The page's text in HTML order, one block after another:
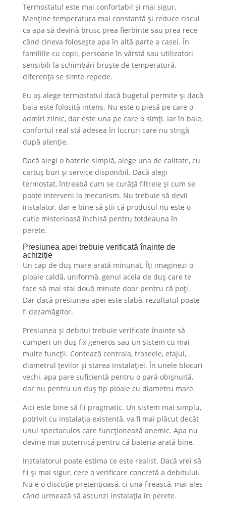
Termostatul este mai confortabil și mai sigur.
Menține temperatura mai constantă și reduce riscul
ca apa să devină brusc prea fierbinte sau prea rece
când cineva folosește apa în altă parte a casei. În
familiile cu copii, persoane în vârstă sau utilizatori
sensibili la schimbări bruște de temperatură,
diferența se simte repede.
Eu aș alege termostatul dacă bugetul permite și dacă
baia este folosită intens. Nu este o piesă pe care o
admiri zilnic, dar este una pe care o simți. Iar în baie,
confortul real stă adesea în lucruri care nu strigă
după atenție.
Dacă alegi o baterie simplă, alege una de calitate, cu
cartuș bun și service disponibil. Dacă alegi
termostat, întreabă cum se curăță filtrele și cum se
poate interveni la mecanism. Nu trebuie să devii
instalator, dar e bine să știi că produsul nu este o
cutie misterioasă închisă pentru totdeauna în
perete.
Presiunea apei trebuie verificată înainte de
achiziție
Un cap de duș mare arată minunat. Îți imaginezi o
ploaie caldă, uniformă, genul acela de duș care te
face să mai stai două minute doar pentru că poți.
Dar dacă presiunea apei este slabă, rezultatul poate
fi dezamăgitor.
Presiunea și debitul trebuie verificate înainte să
cumperi un duș fix generos sau un sistem cu mai
multe funcții. Contează centrala, traseele, etajul,
diametrul țevilor și starea instalației. În unele blocuri
vechi, apa pare suficientă pentru o pară obișnuită,
dar nu pentru un duș tip ploaie cu diametru mare.
Aici este bine să fii pragmatic. Un sistem mai simplu,
potrivit cu instalația existentă, va fi mai plăcut decât
unul spectaculos care funcționează anemic. Apa nu
devine mai puternică pentru că bateria arată bine.
Instalatorul poate estima ce este realist. Dacă vrei să
fii și mai sigur, cere o verificare concretă a debitului.
Nu e o discuție pretențioasă, ci una firească, mai ales
când urmează să ascunzi instalația în perete.